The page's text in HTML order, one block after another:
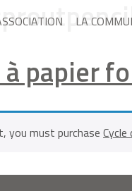
LA
papier
you must purchase Cycle